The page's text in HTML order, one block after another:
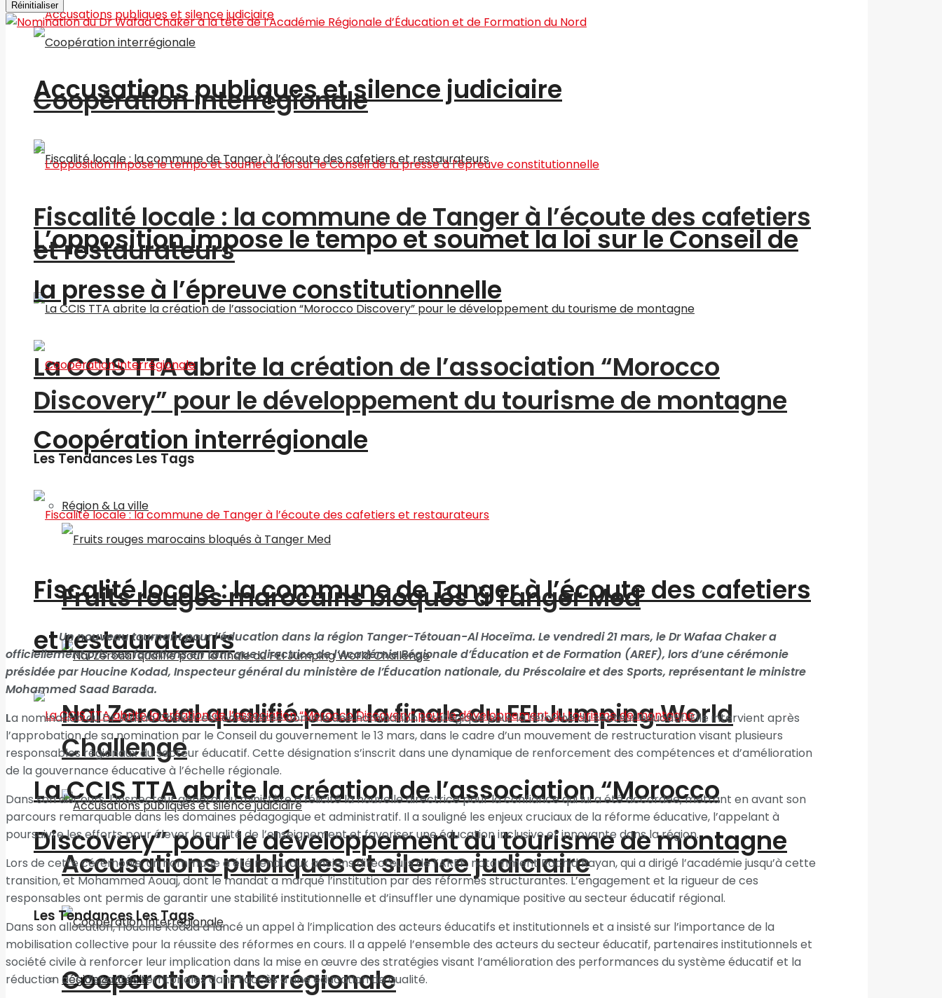
Coopération interrégionale
Fiscalité locale : la commune de Tanger à l’écoute des cafetiers
et restaurateurs
La CCIS TTA abrite la création de l’association “Morocco
Discovery” pour le développement du tourisme de montagne
Les Tendances Les Tags
Région & La ville
Fruits rouges marocains bloqués à Tanger Med
Nal Zeroual qualifié pour la finale du FEI Jumping World
Challenge
Accusations publiques et silence judiciaire
Coopération interrégionale
Accusations publiques et silence judiciaire
L’opposition impose le tempo et soumet la loi sur le Conseil de
la presse à l’épreuve constitutionnelle
Coopération interrégionale
Fiscalité locale : la commune de Tanger à l’écoute des cafetiers
et restaurateurs
La CCIS TTA abrite la création de l’association “Morocco
Discovery” pour le développement du tourisme de montagne
Les Tendances Les Tags
Région & La ville
Réinitialiser
Un nouveau tournant pour l’éducation dans la région Tanger-Tétouan-Al Hoceïma. Le vendredi 21 mars, le Dr Wafaa Chaker a
officiellement pris ses fonctions en tant que directrice de l’Académie Régionale d’Éducation et de Formation (AREF), lors d’une cérémonie
présidée par Houcine Kodad, Inspecteur général du ministère de l’Éducation nationale, du Préscolaire et des Sports, représentant le ministre
Mohammed Saad Barada.
La nomination du Dr Wafaa Chaker est considérée comme une nomination stratégique pour la réforme du secteur éducatif. Elle intervient après
l’approbation de sa nomination par le Conseil du gouvernement le 13 mars, dans le cadre d’un mouvement de restructuration visant plusieurs
responsables régionaux du secteur éducatif. Cette désignation s’inscrit dans une dynamique de renforcement des compétences et d’amélioration
de la gouvernance éducative à l’échelle régionale.
Dans son discours, l’Inspecteur général du ministère a félicité la nouvelle directrice pour la confiance qui lui a été accordée, mettant en avant son
parcours remarquable dans les domaines pédagogique et administratif. Il a souligné les enjeux cruciaux de la réforme éducative, l’appelant à
poursuivre les efforts pour élever la qualité de l’enseignement et favoriser une éducation inclusive et innovante dans la région.
Lors de cette cérémonie, un hommage a été rendu aux anciens directeurs de l’AREF, notamment Rachid Rayan, qui a dirigé l’académie jusqu’à cette
transition, et Mohammed Aouaj, dont le mandat a marqué l’institution par des réformes structurantes. L’engagement et la rigueur de ces
responsables ont permis de garantir une stabilité institutionnelle et d’insuffler une dynamique positive au secteur éducatif régional.
Dans son allocution, Houcine Kodad a lancé un appel à l’implication des acteurs éducatifs et institutionnels et a insisté sur l’importance de la
mobilisation collective pour la réussite des réformes en cours. Il a appelé l’ensemble des acteurs du secteur éducatif, partenaires institutionnels et
société civile à renforcer leur implication dans la mise en œuvre des stratégies visant l’amélioration des performances du système éducatif et la
réduction des disparités territoriales dans l’accès à une éducation de qualité.